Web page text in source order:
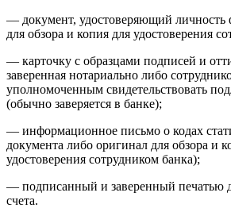
— документ, удостоверяющий личность
для обзора и копия для удостоверения
— карточку с образцами подписей и
заверенная нотариально либо
уполномоченным свидетельствовать
(обычно заверяется в банке);
— информационное письмо о кодах
документа либо оригинал для обзора и
удостоверения сотрудником банка);
— подписанный и заверенный печатью
счета.